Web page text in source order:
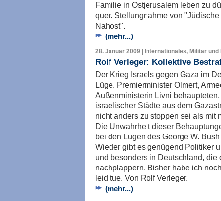
Familie in Ostjerusalem leben zu
quer. Stellungnahme von
Nahost".
(mehr...)
28. Januar 2009 | Internationales, Militär und
Rolf Verleger: Kollektive
Der Krieg Israels gegen Gaza im
Lüge. Premierminister Olmert,
Außenministerin Livni
israelischer Städte aus dem
nicht anders zu stoppen sei als mit
Die Unwahrheit dieser
bei den Lügen des George W.
Wieder gibt es genügend Politiker
und besonders in Deutschland, die
nachplappern. Bisher habe ich
leid tue. Von Rolf Verleger.
(mehr...)